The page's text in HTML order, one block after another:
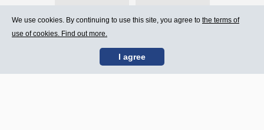
Contact Us Terms of Use
We use cookies. By continuing to use this site, you agree to the terms of
use of cookies. Find out more.
I agree